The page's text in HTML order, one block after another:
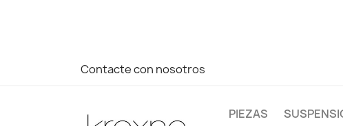
Contacte con nosotros
PIEZAS